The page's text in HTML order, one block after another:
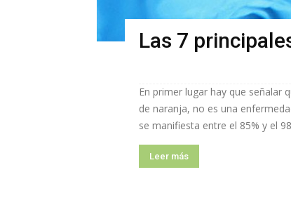
Las 7
En primer lugar hay que señalar
de naranja, no es una
se manifiesta entre el 85% y el
Leer más